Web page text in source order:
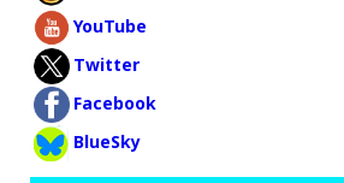
YouTube
Twitter
Facebook
BlueSky